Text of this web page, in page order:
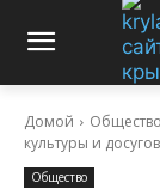
Домой Общество
культуры и
Общество